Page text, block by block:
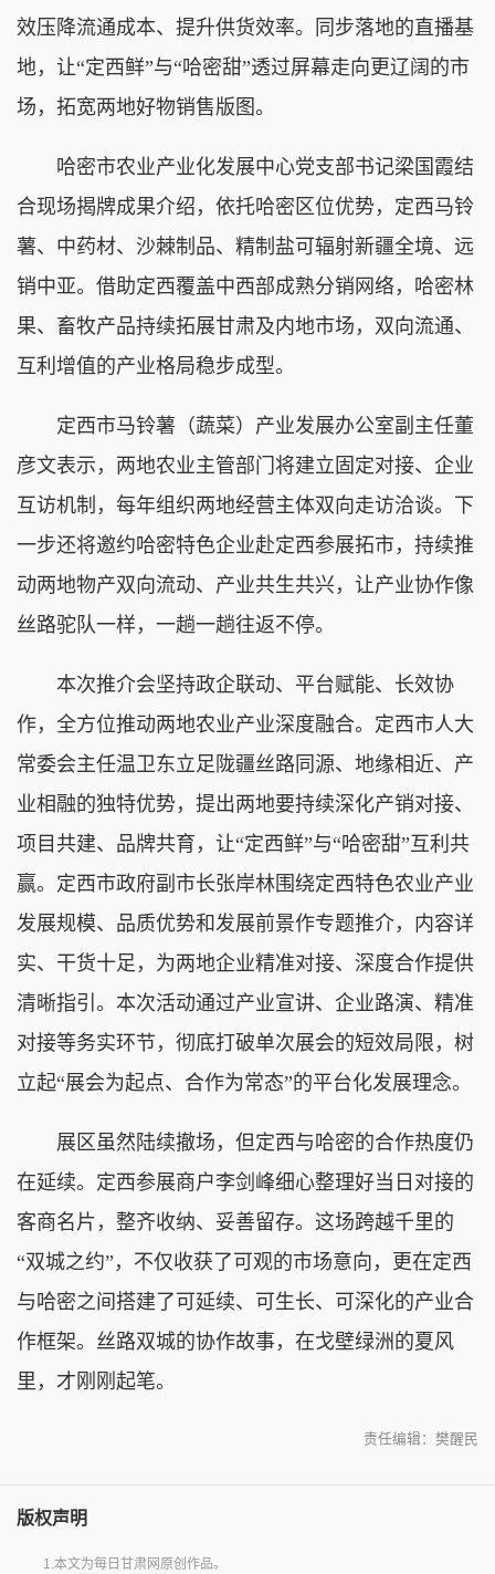
效压降流通成本、提升供货效率。同步落地的直播基
地，让“定西鲜”与“哈密甜”透过屏幕走向更辽阔的市
场，拓宽两地好物销售版图。
哈密市农业产业化发展中心党支部书记梁国霞结
合现场揭牌成果介绍，依托哈密区位优势，定西马铃
薯、中药材、沙棘制品、精制盐可辐射新疆全境、远
销中亚。借助定西覆盖中西部成熟分销网络，哈密林
果、畜牧产品持续拓展甘肃及内地市场，双向流通、
互利增值的产业格局稳步成型。
定西市马铃薯（蔬菜）产业发展办公室副主任董
彦文表示，两地农业主管部门将建立固定对接、企业
互访机制，每年组织两地经营主体双向走访洽谈。下
一步还将邀约哈密特色企业赴定西参展拓市，持续推
动两地物产双向流动、产业共生共兴，让产业协作像
丝路驼队一样，一趟一趟往返不停。
本次推介会坚持政企联动、平台赋能、长效协
作，全方位推动两地农业产业深度融合。定西市人大
常委会主任温卫东立足陇疆丝路同源、地缘相近、产
业相融的独特优势，提出两地要持续深化产销对接、
项目共建、品牌共育，让“定西鲜”与“哈密甜”互利共
赢。定西市政府副市长张岸林围绕定西特色农业产业
发展规模、品质优势和发展前景作专题推介，内容详
实、干货十足，为两地企业精准对接、深度合作提供
清晰指引。本次活动通过产业宣讲、企业路演、精准
对接等务实环节，彻底打破单次展会的短效局限，树
立起“展会为起点、合作为常态”的平台化发展理念。
展区虽然陆续撤场，但定西与哈密的合作热度仍
在延续。定西参展商户李剑峰细心整理好当日对接的
客商名片，整齐收纳、妥善留存。这场跨越千里的
“双城之约”，不仅收获了可观的市场意向，更在定西
与哈密之间搭建了可延续、可生长、可深化的产业合
作框架。丝路双城的协作故事，在戈壁绿洲的夏风
里，才刚刚起笔。
责任编辑：樊醒民
版权声明
1.本文为每日甘肃网原创作品。